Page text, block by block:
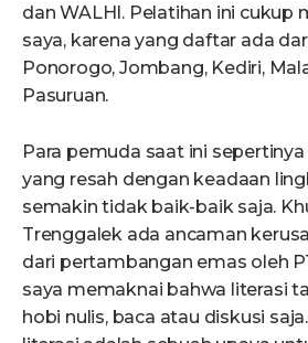
dan WALHI. Pelatihan ini cukup
saya, karena yang daftar ada
Ponorogo, Jombang, Kediri,
Pasuruan.
Para pemuda saat ini
yang resah dengan keadaan
semakin tidak baik-baik saja.
Trenggalek ada ancaman
dari pertambangan emas oleh
saya memaknai bahwa literasi
hobi nulis, baca atau diskusi